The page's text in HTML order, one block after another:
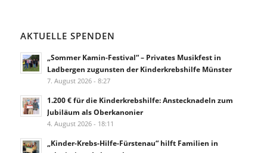
AKTUELLE SPENDEN
„Sommer Kamin-Festival“ – Privates Musikfest in
Ladbergen zugunsten der Kinderkrebshilfe Münster
7. August 2026 - 8:27
1.200 € für die Kinderkrebshilfe: Anstecknadeln zum
Jubiläum als Oberkanonier
4. August 2026 - 18:11
„Kinder-Krebs-Hilfe-Fürstenau“ hilft Familien in